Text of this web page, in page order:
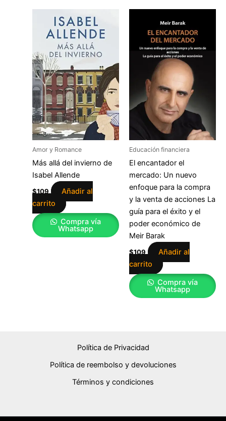
Amor y Romance
Más allá del invierno de
Isabel Allende
$109
Añadir al
carrito
Compra vía
Whatsapp
Educación financiera
El encantador el
mercado: Un nuevo
enfoque para la compra
y la venta de acciones La
guía para el éxito y el
poder económico de
Meir Barak
$109
Añadir al
carrito
Compra vía
Whatsapp
Política de Privacidad
Política de reembolso y devoluciones
Términos y condiciones